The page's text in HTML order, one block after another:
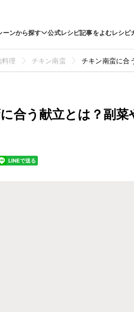
ーンから探す 公式レシピ記事をよむレシピ
料理 チキン南蛮 チキン南蛮に合
合う献立とは？副
LINEで送る